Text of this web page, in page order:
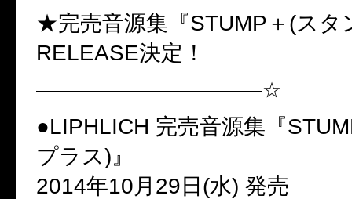
★完売音源集『STUMP＋(スタ
RELEASE決定！
————————————☆
●LIPHLICH 完売音源集『
プラス)』
2014年10月29日(水) 発売